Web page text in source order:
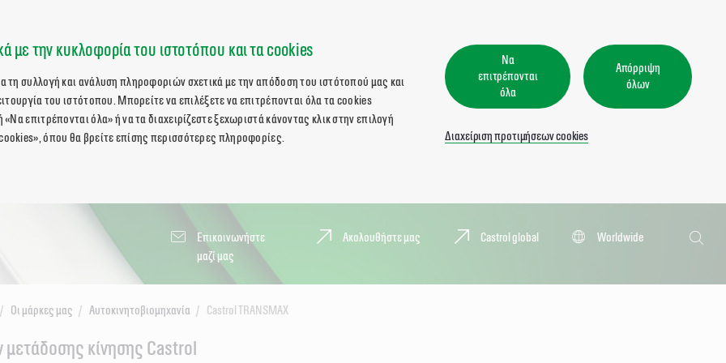
με την κυκλοφορία του ιστοτόπου και τα cookies
τη συλλογή και ανάλυση πληροφοριών σχετικά με την απόδοση του ιστότοπού μας και
του ιστότοπου. Μπορείτε να επιλέξετε να επιτρέπονται όλα τα cookies
«Να επιτρέπονται όλα» ή να τα διαχειρίζεστε ξεχωριστά κάνοντας κλικ στην επιλογή
όπου θα βρείτε επίσης περισσότερες πληροφορίες.
Να
επιτρέπονται
όλα
Απόρριψη
όλων
Διαχείριση προτιμήσεων cookies
Επικοινωνήστε
μαζί μας
Ακολουθήστε μας Castrol global
Worldwide
Οι μάρκες μας Αυτοκινητοβιομηχανία Castrol TRANSMAX
κίνησης Castrol